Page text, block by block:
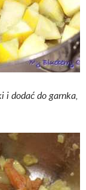
i dodać do garnka,